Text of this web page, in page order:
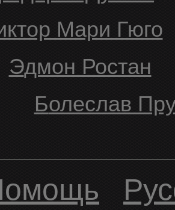
Мари Гюго
Эдмон Ростан
Болеслав